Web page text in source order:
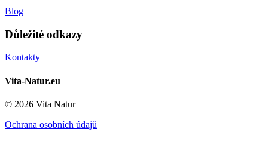
Blog
Důležité odkazy
Kontakty
Vita-Natur.eu
© 2026 Vita Natur
Ochrana osobních údajů